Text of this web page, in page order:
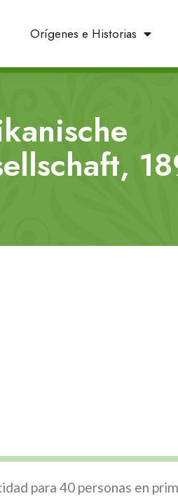
Orígenes e Historias
para 40 personas en